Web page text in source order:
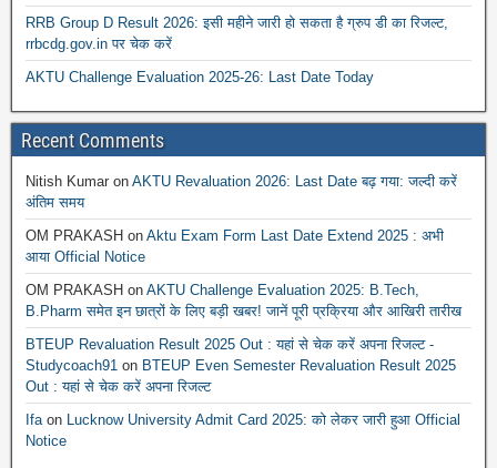
RRB Group D Result 2026: इसी महीने जारी हो सकता है ग्रुप डी का रिजल्ट,
rrbcdg.gov.in पर चेक करें
AKTU Challenge Evaluation 2025-26: Last Date Today
Recent Comments
Nitish Kumar on AKTU Revaluation 2026: Last Date बढ़ गया: जल्दी करें
अंतिम समय
OM PRAKASH on Aktu Exam Form Last Date Extend 2025 : अभी
आया Official Notice
OM PRAKASH on AKTU Challenge Evaluation 2025: B.Tech,
B.Pharm समेत इन छात्रों के लिए बड़ी खबर! जानें पूरी प्रक्रिया और आखिरी तारीख
BTEUP Revaluation Result 2025 Out : यहां से चेक करें अपना रिजल्ट -
Studycoach91 on BTEUP Even Semester Revaluation Result 2025
Out : यहां से चेक करें अपना रिजल्ट
Ifaon Lucknow University Admit Card 2025: को लेकर जारी हुआ Official
Notice